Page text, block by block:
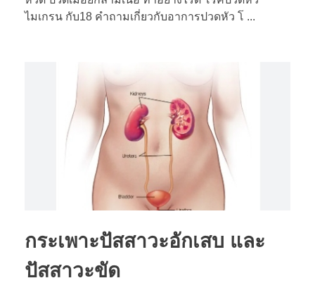
ไมเกรน กับ18 คำถามเกี่ยวกับอาการปวดหัว โ ...
กระเพาะปัสสาวะอักเสบ และ
ปัสสาวะขัด